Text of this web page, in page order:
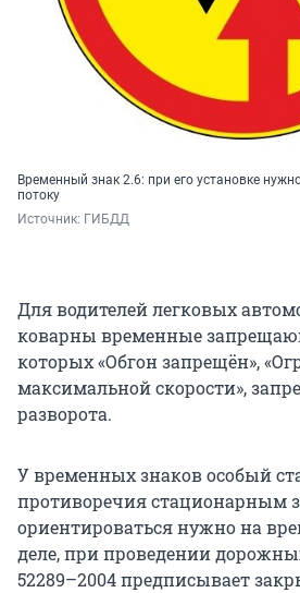
Временный знак 2.6: при его установке
потоку
Источник: ГИБДД
Для водителей легковых
коварны временные
которых «Обгон запрещён»,
максимальной скорости»,
разворота.
У временных знаков особый
противоречия стационарным
ориентироваться нужно на
деле, при проведении
52289–2004 предписывает